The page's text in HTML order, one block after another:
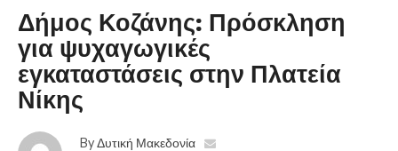
Δήμος Κοζάνης: Πρόσκληση
για ψυχαγωγικές
εγκαταστάσεις στην Πλατεία
Νίκης
By Δυτική Μακεδονία